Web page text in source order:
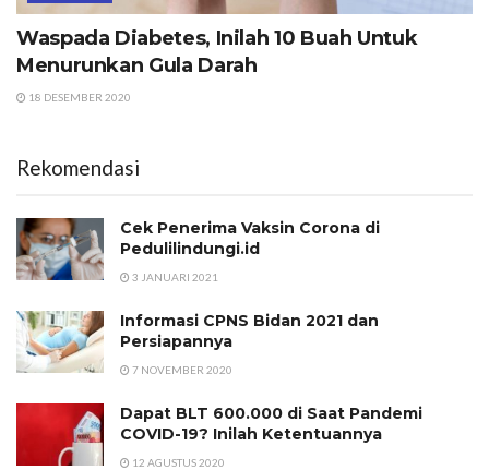
Waspada Diabetes, Inilah 10 Buah Untuk
Menurunkan Gula Darah
18 DESEMBER 2020
Rekomendasi
Cek Penerima Vaksin Corona di
Pedulilindungi.id
3 JANUARI 2021
Informasi CPNS Bidan 2021 dan
Persiapannya
7 NOVEMBER 2020
Dapat BLT 600.000 di Saat Pandemi
COVID-19? Inilah Ketentuannya
12 AGUSTUS 2020